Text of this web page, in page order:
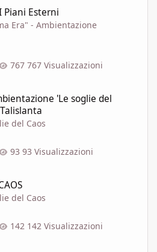
Piani Esterni
Era" - Ambientazione
767 Visualizzazioni
'Le soglie del
del Caos
93 Visualizzazioni
del Caos
142 Visualizzazioni